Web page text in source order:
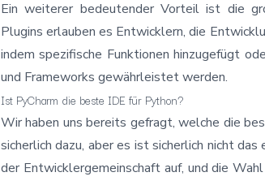
Ein weiterer bedeutender Vorteil ist die
Plugins erlauben es Entwicklern, die
indem spezifische Funktionen hinzugefügt
und Frameworks gewährleistet werden.
Ist PyCharm die beste IDE für Python?
Wir haben uns bereits gefragt, welche die
sicherlich dazu, aber es ist sicherlich nicht
der Entwicklergemeinschaft auf, und die